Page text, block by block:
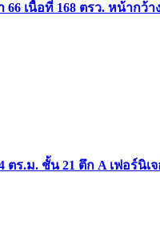
เนื้อที่ 168 ตรว. หน้ากว้า
ร.ม. ชั้น 21 ตึก A เฟอร์นิเ